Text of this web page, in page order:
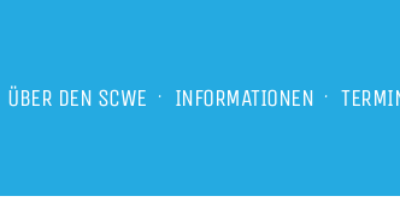
ÜBER DEN SCWE INFORMATIONEN